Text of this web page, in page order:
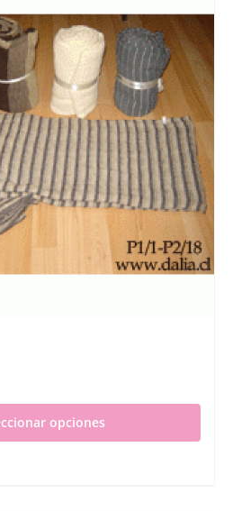
opciones